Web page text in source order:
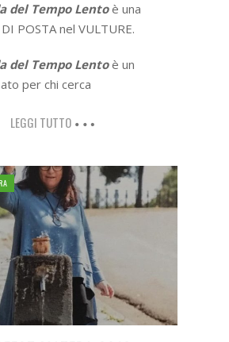
del Tempo Lentoè una
POSTA nel VULTURE.
del Tempo Lentoè un
per chi cerca
LEGGI TUTTO